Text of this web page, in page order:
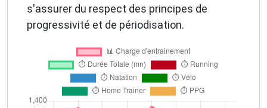
s'assurer du respect des principes de
progressivité et de périodisation.